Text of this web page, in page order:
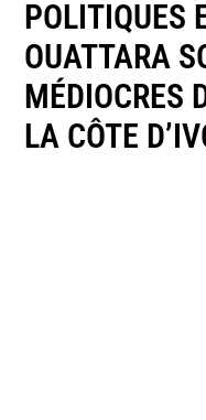
POLITIQUES
OUATTARA
MÉDIOCRES
LA CÔTE